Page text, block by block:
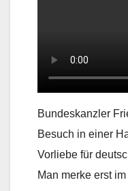
Bundeskanzler
Besuch in einer
Vorliebe für
Man merke erst